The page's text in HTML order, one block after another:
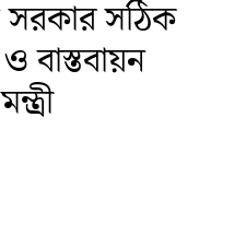
সরকার সঠিক
বাস্তবায়ন